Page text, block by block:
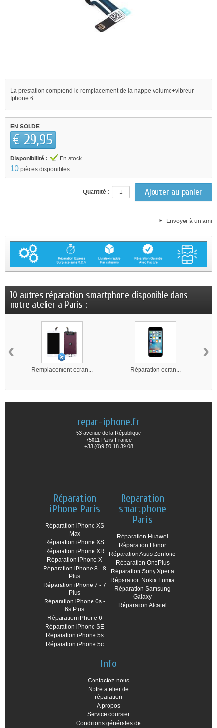
La prestation comprend le remplacement de la nappe volume+vibreur
Iphone 6
EN SOLDE
€ 29,95
Disponibilité : En stock
10 pièces disponibles
Quantité :
Envoyer à un ami
10 autres réparation smartphone disponible dans
notre atelier a Paris :
Remplacement ecran... Réparation ecran...
‹ ›
repar-iphone.fr
53 avenue de la République
75011 Paris France
+33 (0)9 50 18 39 08
Réparation
iPhone Paris
Réparation iPhone XS
Max
Réparation iPhone XS
Réparation iPhone XR
Réparation iPhone X
Réparation iPhone 8 - 8
Plus
Réparation iPhone 7 - 7
Plus
Réparation iPhone 6s -
6s Plus
Réparation iPhone 6
Réparation iPhone SE
Réparation iPhone 5s
Réparation iPhone 5c
Reparation
smartphone
Paris
Réparation Huawei
Réparation Honor
Réparation Asus Zenfone
Réparation OnePlus
Réparation Sony Xperia
Réparation Nokia Lumia
Réparation Samsung
Galaxy
Réparation Alcatel
Info
Contactez-nous
Notre atelier de
réparation
A propos
Service coursier
Conditions générales de